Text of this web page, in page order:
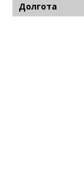
Долгота